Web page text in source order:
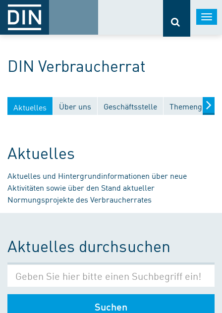
DIN Verbraucherrat
Aktuelles Über uns Geschäftsstelle
Aktuelles
Aktuelles und Hintergrundinformationen über neue
Aktivitäten sowie über den Stand aktueller
Normungsprojekte des Verbraucherrates
Aktuelles durchsuchen
Suchen